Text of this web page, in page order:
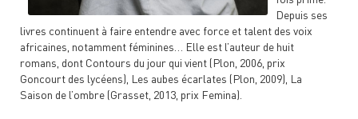
Depuis ses
livres continuent à faire entendre avec force et talent des voix
africaines, notamment féminines… Elle est l’auteur de huit
romans, dont Contours du jour qui vient (Plon, 2006, prix
Goncourt des lycéens), Les aubes écarlates (Plon, 2009), La
Saison de l’ombre (Grasset, 2013, prix Femina).